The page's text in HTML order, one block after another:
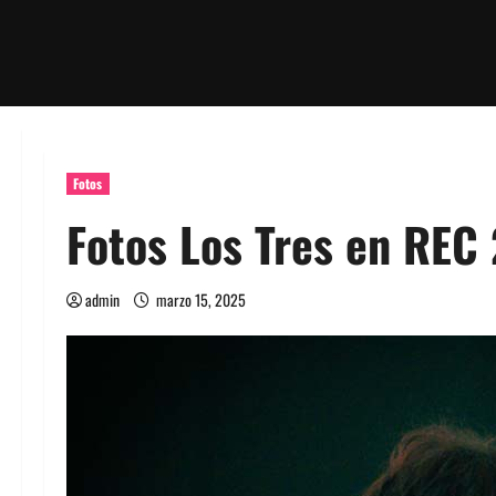
Fotos
Fotos Los Tres en
admin marzo 15, 2025